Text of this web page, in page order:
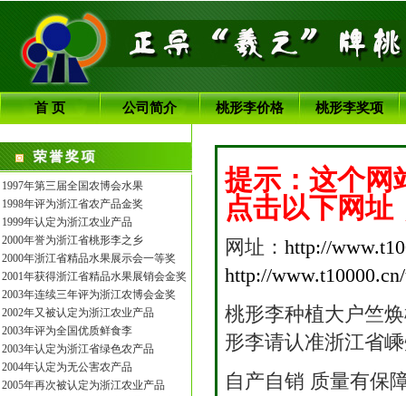
首 页 公司简介 桃形李价格 桃形李奖项
1997年第三届全国农博会水果
1998年评为浙江省农产品金奖
1999年认定为浙江农业产品
2000年誉为浙江省桃形李之乡
2000年浙江省精品水果展示会一等奖
2001年获得浙江省精品水果展销会金奖
2003年连续三年评为浙江农博会金奖
2002年又被认定为浙江农业产品
2003年评为全国优质鲜食李
2003年认定为浙江省绿色农产品
2004年认定为无公害农产品
2005年再次被认定为浙江农业产品
提示：这个网
点击以下网址
网址： http://
http://
桃形李种植大户竺
形李请认准浙江省
自产自销 质量有保